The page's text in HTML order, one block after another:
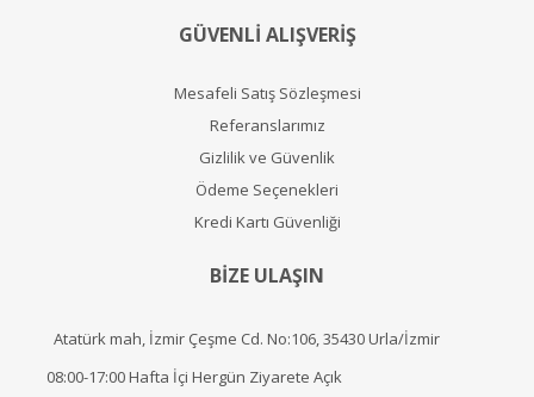
GÜVENLİ ALIŞVERİŞ
Mesafeli Satış Sözleşmesi
Referanslarımız
Gizlilik ve Güvenlik
Ödeme Seçenekleri
Kredi Kartı Güvenliği
BİZE ULAŞIN
Atatürk mah, İzmir Çeşme Cd. No:106, 35430 Urla/İzmir
08:00-17:00 Hafta İçi Hergün Ziyarete Açık